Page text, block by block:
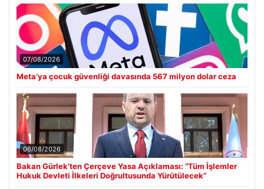
07/08/2026
Meta’ya çocuk güvenliği davasında 567 milyon dolar ceza
06/08/2026
Bakan Gürlek’ten Çerçeve Yasa Açıklaması: “Tüm İşlemler
Hukuk Devleti İlkeleri Doğrultusunda Yürütülecek”